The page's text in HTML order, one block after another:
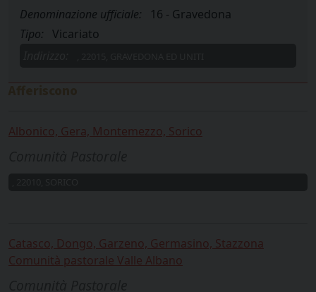
Denominazione ufficiale:
16 - Gravedona
Tipo: Vicariato
Albonico, Gera, Montemezzo, Sorico
Catasco, Dongo, Garzeno, Germasino, Stazzona
Comunità pastorale Valle Albano